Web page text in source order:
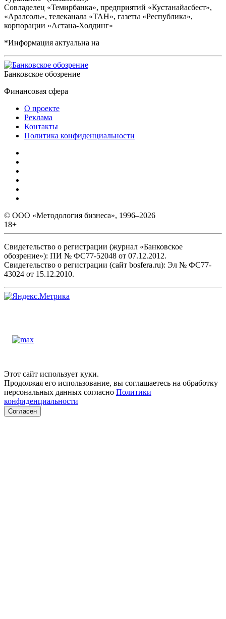
Совладелец «Темирбанка», предприятий «Кустанайасбест»,
«Аралсоль», телеканала «ТАН», газеты «Республика»,
корпорации «Астана-Холдинг»
*Информация актуальна на
Банковское обозрение
Финансовая сфера
О проекте
Реклама
Контакты
Политика конфиденциальности
© ООО «Методология бизнеса», 1996–2026
18+
Свидетельство о регистрации (журнал «Банковское
обозрение»): ПИ № ФС77-52048 от 07.12.2012.
Свидетельство о регистрации (сайт bosfera.ru): Эл № ФС77-
43024 от 15.12.2010.
Этот сайт использует куки.
Продолжая его использование, вы соглашаетесь на обработку
персональных данных согласно Политики
конфиденциальности
Согласен